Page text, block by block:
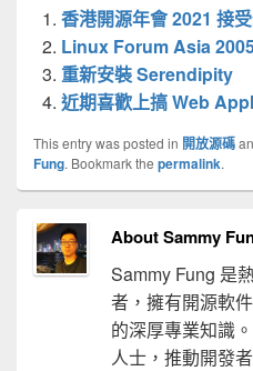
香港開源年會 2021 接
Linux Forum Asia
重新安裝 Serendipity
近期喜歡上搞 Web
This entry was posted in 開放源碼
Fung. Bookmark the permalink.
About Sammy
Sammy Fung 是
者，擁有開源軟
的深厚專業知識
人士，推動開發